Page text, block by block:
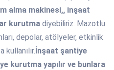
alma makinesi,, inşaat
kurutma diyebiliriz. Mazotlu
depolar, atölyeler, etkinlik
İnşaat şantiye
kurutma yapılır ve bunlara